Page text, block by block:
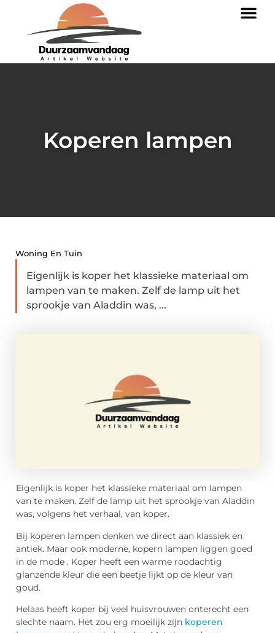
Koperen lampen
Woning En Tuin
Eigenlijk is koper het klassieke materiaal om
lampen van te maken. Zelf de lamp uit het
sprookje van Aladdin was, ...
Eigenlijk is koper het klassieke materiaal om lampen
van te maken. Zelf de lamp uit het sprookje van Aladdin
was, volgens het verhaal, van koper.
Bij koperen lampen denken we direct aan klassiek en
antiek. Maar ook moderne, kopern lampen liggen goed
in de mode . Koper heeft een warme roodachtig
glanzende kleur die een beetje lijkt op de kleur van
goud.
Helaas heeft koper bij veel huisvrouwen onterecht een
slechte naam. Het zou erg moeilijk zijn koperen